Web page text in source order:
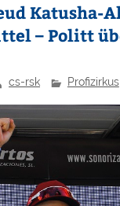
Katusha-
– Politt
cs-rsk Profizirkus